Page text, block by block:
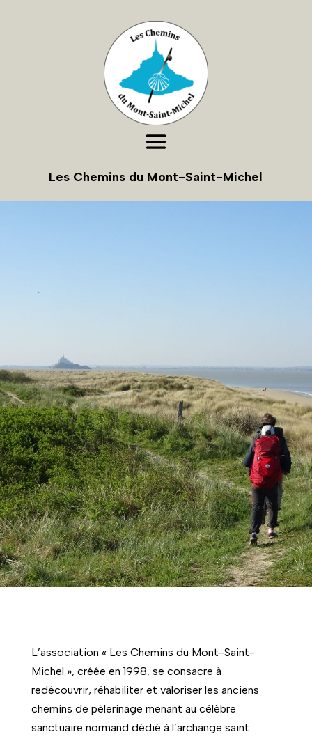
Les Chemins du Mont-Saint-Michel
L’association « Les Chemins du Mont-Saint-
Michel », créée en 1998, se consacre à
redécouvrir, réhabiliter et valoriser les anciens
chemins de pèlerinage menant au célèbre
sanctuaire normand dédié à l’archange saint